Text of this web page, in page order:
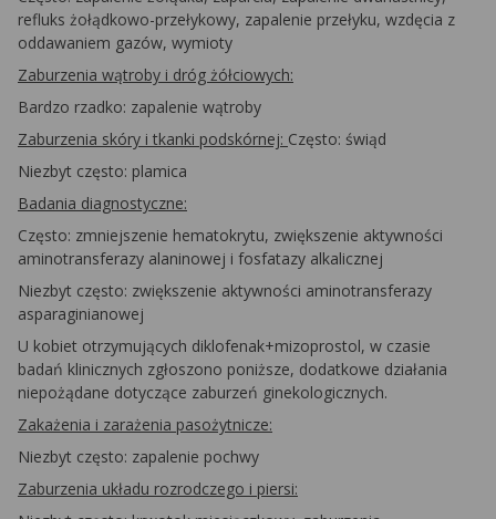
refluks żołądkowo-przełykowy, zapalenie przełyku, wzdęcia z
oddawaniem gazów, wymioty
Zaburzenia wątroby i dróg żółciowych:
Bardzo rzadko: zapalenie wątroby
Zaburzenia skóry i tkanki podskórnej: Często: świąd
Niezbyt często: plamica
Badania diagnostyczne:
Często: zmniejszenie hematokrytu, zwiększenie aktywności
aminotransferazy alaninowej i fosfatazy alkalicznej
Niezbyt często: zwiększenie aktywności aminotransferazy
asparaginianowej
U kobiet otrzymujących diklofenak+mizoprostol, w czasie
badań klinicznych zgłoszono poniższe, dodatkowe działania
niepożądane dotyczące zaburzeń ginekologicznych.
Zakażenia i zarażenia pasożytnicze:
Niezbyt często: zapalenie pochwy
Zaburzenia układu rozrodczego i piersi: